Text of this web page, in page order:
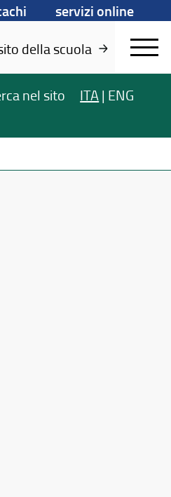
servizi online
della scuola
nel sito ITA | ENG